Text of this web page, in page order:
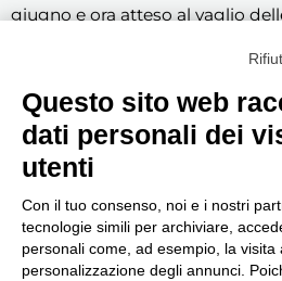
giugno e ora atteso al vaglio
della misura è già chiara:
aliquote 10%-20%-50%
veicoli oltre cinque anni e
applicativi vanno verificati sul
Seguici, siamo
Questo sito web
dati personali dei
utenti
Con il tuo consenso, noi e i nostri
tecnologie simili per archiviare,
personali come, ad esempio, la visita
personalizzazione degli annunci.